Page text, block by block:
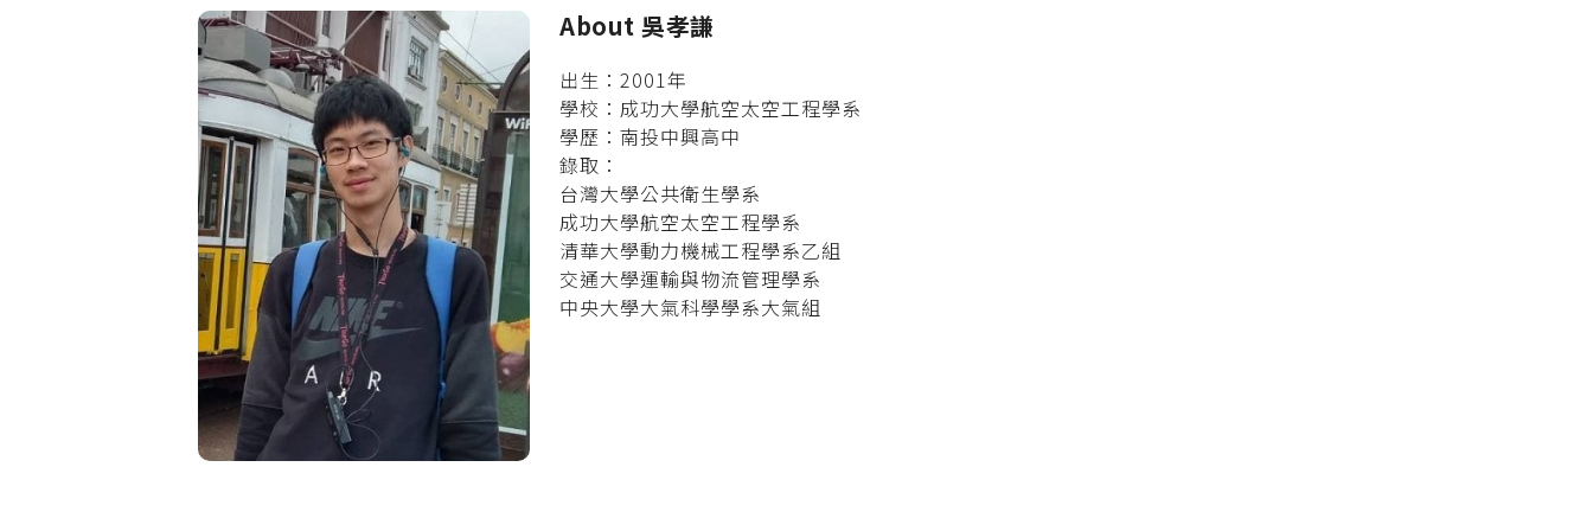
About 吳孝謙
出生：2001年
學校：成功大學航空太空工程學系
學歷：南投中興高中
錄取：
台灣大學公共衛生學系
成功大學航空太空工程學系
清華大學動力機械工程學系乙組
交通大學運輸與物流管理學系
中央大學大氣科學學系大氣組